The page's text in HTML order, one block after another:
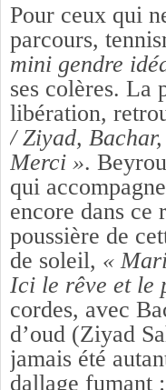
Pour ceux qui
parcours,
mini gendre
ses colères. La
libération,
/ Ziyad,
Merci ».
qui
encore dans ce
poussière de
de soleil, «
Ici le rêve et le
cordes, avec
d’oud (Ziyad
jamais été
dallage fumant :